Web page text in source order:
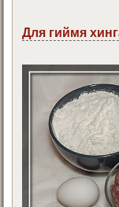
Для гиймя